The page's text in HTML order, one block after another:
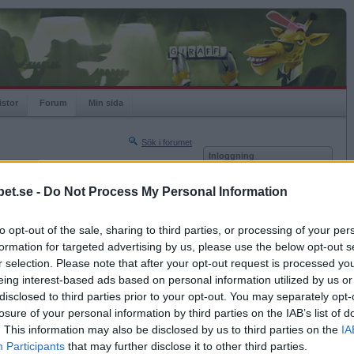
- Do Not Process My Personal Information
opt-out of the sale, sharing to third parties, or processing of your
for targeted advertising by us, please use the below opt-out
selection. Please note that after your opt-out request is processed
interest-based ads based on personal information utilized by us
to third parties prior to your opt-out. You may separately
of your personal information by third parties on the IAB’s list of
This information may also be disclosed by us to third parties on the
Participants that may further disclose it to other third parties.
Forum Min sida
Sök i forumet
Nästa sida »
2017-02-05 16:19
Inloggning
Kom ihåg mig
Glömt ditt lösenord?
Få ny aktiveringslänk
Betapet är gratis!